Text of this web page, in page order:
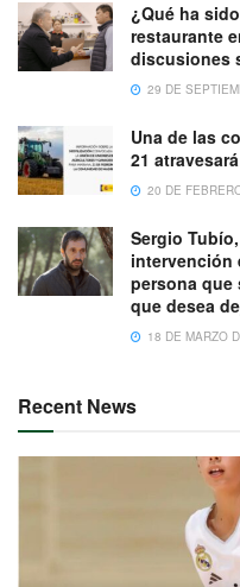
¿Qué ha
restaurante
discusiones
29 DE
Una de las
21
20 DE
Sergio
intervención
persona que
que desea
18 DE MARZO
Recent News